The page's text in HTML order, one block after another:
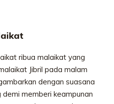
ribua malaikat yang
Jibril pada malam
dengan suasana
memberi keampunan